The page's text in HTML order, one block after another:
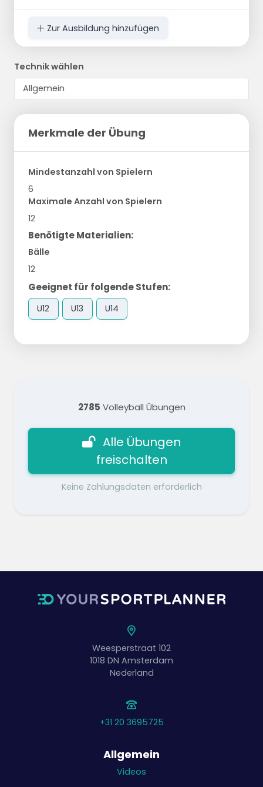
Zur Ausbildung hinzufügen
Technik wählen
Merkmale der Übung
Mindestanzahl von Spielern
6
Maximale Anzahl von Spielern
12
Benötigte Materialien:
Bälle
12
Geeignet für folgende Stufen:
U12 U13 U14
2785 Volleyball Übungen
Alle Übungen
freischalten
Keine Zahlungsdaten erforderlich
Weesperstraat 102
1018 DN Amsterdam
Nederland
+31 20 3695725
Allgemein
Videos